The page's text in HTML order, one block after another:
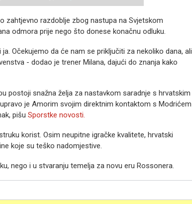
zahtjevno razdoblje zbog nastupa na Svjetskom
odmora prije nego što donese konačnu odluku.
Očekujemo da će nam se priključiti za nekoliko dana, ali
- dodao je trener Milana, dajući do znanja kako
postoji snažna želja za nastavkom saradnje s hrvatskim
je Amorim svojim direktnim kontaktom s Modrićem
pišu Sporstke novosti.
korist. Osim neupitne igračke kvalitete, hrvatski
koje su teško nadomjestive.
nego i u stvaranju temelja za novu eru Rossonera.